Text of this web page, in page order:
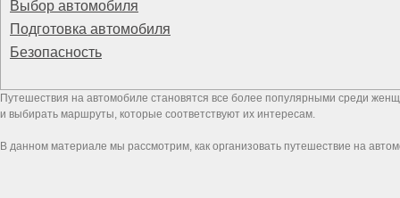
Выбор автомобиля
Подготовка автомобиля
Безопасность
Путешествия на автомобиле становятся все более популярными среди
и выбирать маршруты, которые соответствуют их интересам.
В данном материале мы рассмотрим, как организовать путешествие на